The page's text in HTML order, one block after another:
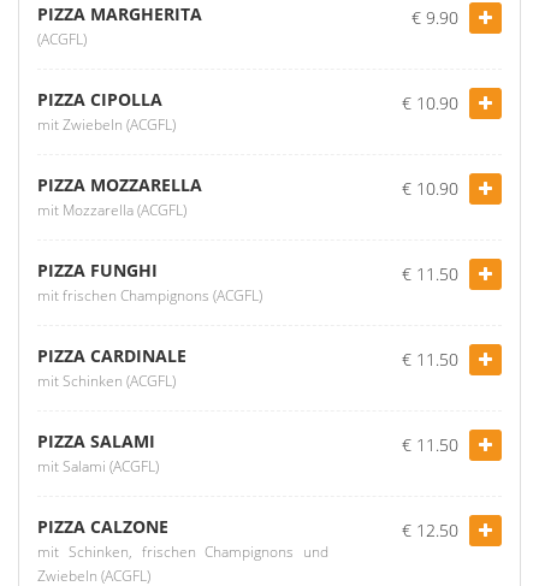
PIZZA MARGHERITA
(ACGFL)
€ 9.90
PIZZA CIPOLLA
mit Zwiebeln (ACGFL)
€ 10.90
PIZZA MOZZARELLA
mit Mozzarella (ACGFL)
€ 10.90
PIZZA FUNGHI
mit frischen Champignons (ACGFL)
€ 11.50
PIZZA CARDINALE
mit Schinken (ACGFL)
€ 11.50
PIZZA SALAMI
mit Salami (ACGFL)
€ 11.50
PIZZA CALZONE
mit Schinken, frischen Champignons und
Zwiebeln (ACGFL)
€ 12.50